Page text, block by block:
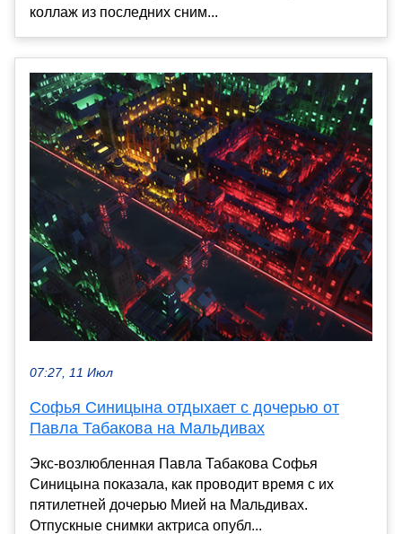
коллаж из последних сним...
07:27, 11 Июл
Софья Синицына отдыхает с дочерью от
Павла Табакова на Мальдивах
Экс-возлюбленная Павла Табакова Софья
Синицына показала, как проводит время с их
пятилетней дочерью Мией на Мальдивах.
Отпускные снимки актриса опубл...